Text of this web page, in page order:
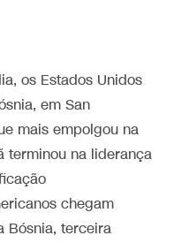
os Estados Unidos
em San
mais empolgou na
terminou na liderança
chegam
Bósnia, terceira